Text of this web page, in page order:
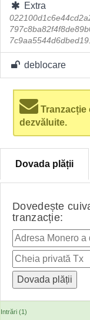
Extra
deblocare
Tranzacție
dezvăluite.
Dovada plății
Dovedește
tranzacție:
Intrări (1)